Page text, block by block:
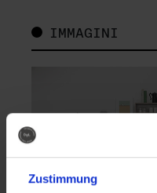
Zustimmung
IMMAGINI